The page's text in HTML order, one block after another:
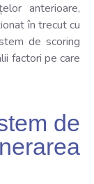
anterioare,
în trecut cu
de scoring
factori pe care
de